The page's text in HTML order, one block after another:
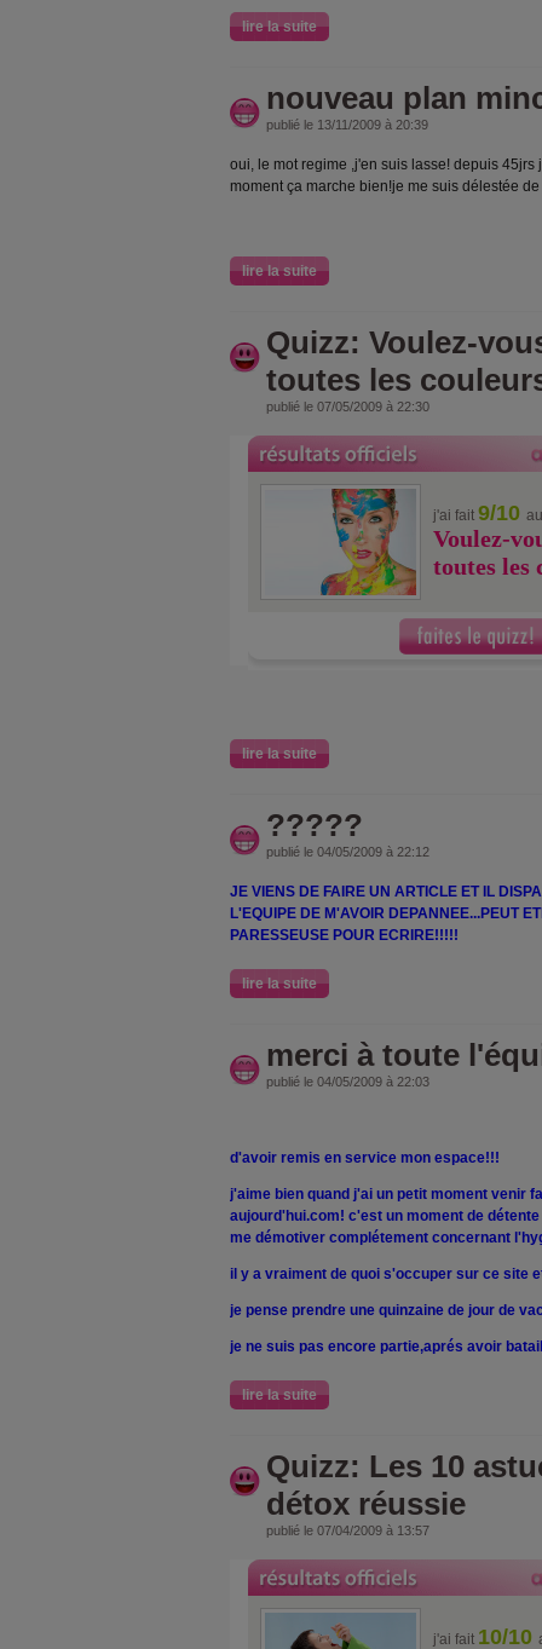
lire la suite
nouveau plan
publié le 13/11/2009 à 20:39
oui, le mot regime ,j'en suis lasse! depuis
moment ça marche bien!je me suis délestée
lire la suite
Quizz: Voulez-
toutes les
publié le 07/05/2009 à 22:30
j'ai fait 9/10
Voulez-
toutes les
lire la suite
?????
publié le 04/05/2009 à 22:12
JE VIENS DE FAIRE UN ARTICLE ET IL
L'EQUIPE DE M'AVOIR DEPANNEE...PEUT
PARESSEUSE POUR ECRIRE!!!!!
lire la suite
merci à toute
publié le 04/05/2009 à 22:03
d'avoir remis en service mon espace!!!
j'aime bien quand j'ai un petit moment venir
aujourd'hui.com! c'est un moment de
me démotiver complétement concernant
il y a vraiment de quoi s'occuper sur ce site
je pense prendre une quinzaine de jour de
je ne suis pas encore partie,aprés avoir
lire la suite
Quizz: Les 10
détox réussie
publié le 07/04/2009 à 13:57
j'ai fait 10/10